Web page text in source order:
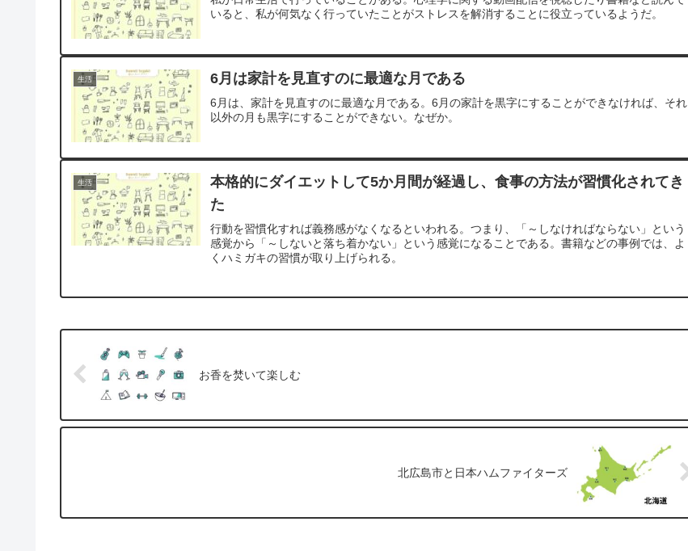
いると、私が何気なく行っていたことがストレスを解消することに役立っているようだ。
生活 6月は家計を見直すのに最適な月である
6月は、家計を見直すのに最適な月である。6月の家計を黒字にすることができなければ、それ
以外の月も黒字にすることができない。なぜか。
生活
本格的にダイエットして5か月間が経過し、食事の方法が習慣化されてき
た
行動を習慣化すれば義務感がなくなるといわれる。つまり、「～しなければならない」という
感覚から「～しないと落ち着かない」という感覚になることである。書籍などの事例では、よ
くハミガキの習慣が取り上げられる。
お香を焚いて楽しむ
北広島市と日本ハムファイターズ